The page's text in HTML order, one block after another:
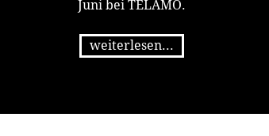
Juni bei TELAMO.
weiterlesen...